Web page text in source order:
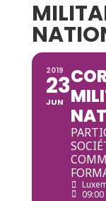
2019
23
JUN
09:00